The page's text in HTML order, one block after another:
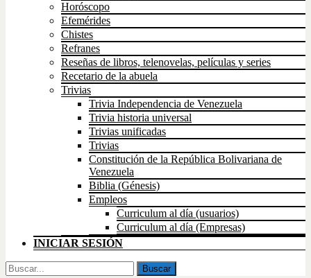
Horóscopo
Efemérides
Chistes
Refranes
Reseñas de libros, telenovelas, películas y series
Recetario de la abuela
Trivias
Trivia Independencia de Venezuela
Trivia historia universal
Trivias unificadas
Trivias
Constitución de la República Bolivariana de
Venezuela
Biblia (Génesis)
Empleos
Curriculum al día (usuarios)
Curriculum al día (Empresas)
INICIAR SESIÓN
Buscar